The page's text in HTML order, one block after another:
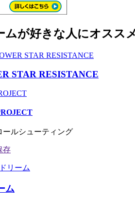
ムが好きな人にオスス
STAR RESISTANCE
ールシューティング
ム